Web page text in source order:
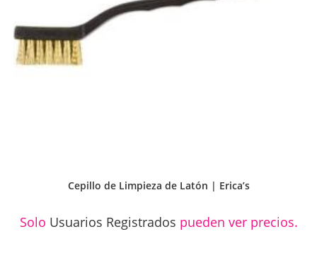
Cepillo de Limpieza de Latón | Erica’s
Solo Usuarios Registrados pueden ver precios.